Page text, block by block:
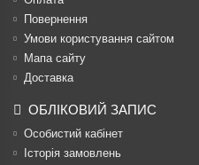
Повернення
Умови користування сайтом
Мапа сайту
Доставка
ОБЛІКОВИЙ ЗАПИС
Особистий кабінет
Історія замовлень